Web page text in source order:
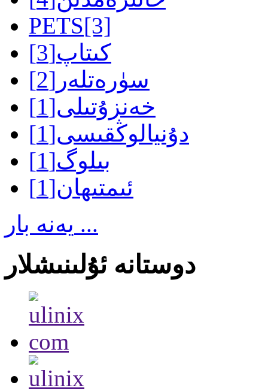
PETS[3]
كىتاپ[3]
سۈرەتلەر [2]
خەنزۇتىلى[1]
دۇنيالوڭقىسى[1]
بىلوگ[1]
ئىمتىھان[1]
يەنە بار ...
دوستانە ئۇلىنىشلار